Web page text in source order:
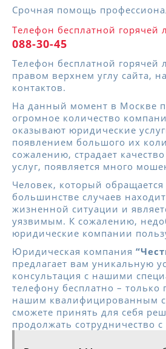
Срочная помощь
Телефон бесплатной
088-30-45
Телефон бесплатной
правом верхнем углу сайта,
контактов.
На данный момент в Москве
огромное количество
оказывают юридические
появлением большого их
сожалению, страдает
услуг, появляется много
Человек, который
большинстве случаев
жизненной ситуации и
уязвимым. К сожалению,
юридические компании
Юридическая компания
предлагает вам уникальную
консультация с нашими
телефону бесплатно – только
нашим квалифицированным
сможете принять для себя
продолжать сотрудничество